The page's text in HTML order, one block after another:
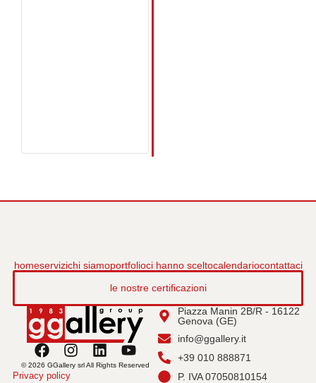
homeservizichi siamoportfolioci hanno sceltocalendariocontattaci
© 2026 GGallery srl All Rights Reserved
Privacy policy
Piazza Manin 2B/R - 16122
Genova (GE)
info@ggallery.it
+39 010 888871
P. IVA 07050810154
le nostre certificazioni